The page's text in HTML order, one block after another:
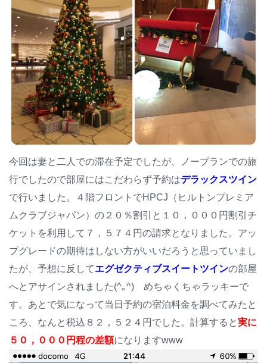
今回は妻と二人での滞在予定でしたが、ノープランでの旅
行でしたので部屋にはこだわらず予約はデラックスツイン
で行いました。４階フロントでHPCJ（ヒルトンプレミア
ムクラブジャパン）の２０％割引と１０，０００円割引チ
ケットを利用して７，５７４円の請求となりました。アッ
プグレードの期待はしない方がいいだろうと思っていまし
たが、予想に反してエグゼクティブスイートツインの部屋
へとアサインされました(^｡^) めちゃくちゃラッキーで
す。あとで気になって当日予約の宿泊料金を調べてみたと
ころ、なんと税込８２，５２４円でした。計算すると実に
５０，０００円程の差額になりますwww